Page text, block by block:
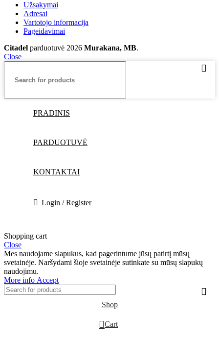
Užsakymai
Adresai
Vartotojo informacija
Pageidavimai
Citadel parduotuvė 2026 Murakana, MB.
Close
PRADINIS
PARDUOTUVĖ
KONTAKTAI
Login / Register
Shopping cart
Close
Mes naudojame slapukus, kad pagerintume jūsų patirtį mūsų
svetainėje. Naršydami šioje svetainėje sutinkate su mūsų slapukų
naudojimu.
More info More
info
Accept
Shop
0 Cart